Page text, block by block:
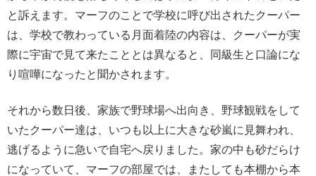
と訴えます。マーフのことで学校に呼び出されたクーパー
は、学校で教わっている月面着陸の内容は、クーパーが実
際に宇宙で見て来たこととは異なると、同級生と口論にな
り喧嘩になったと聞かされます。
それから数日後、家族で野球場へ出向き、野球観戦をして
いたクーパー達は、いつも以上に大きな砂嵐に見舞われ、
逃げるように急いで自宅へ戻りました。家の中も砂だらけ
になっていて、マーフの部屋では、またしても本棚から本